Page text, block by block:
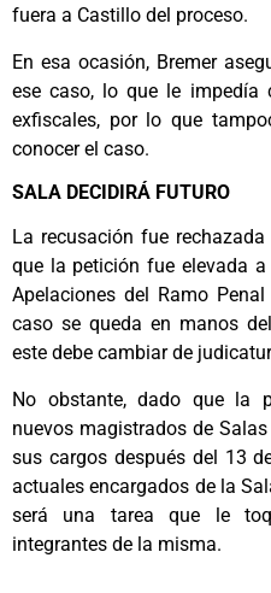
fuera a Castillo del proceso.
En esa ocasión, Bremer
ese caso, lo que le impedía
exfiscales, por lo que
conocer el caso.
SALA DECIDIRÁ FUTURO
La recusación fue
que la petición fue elevada
Apelaciones del Ramo
caso se queda en manos
este debe cambiar de
No obstante, dado que la
nuevos magistrados de
sus cargos después del 13
actuales encargados de la
será una tarea que le
integrantes de la misma.